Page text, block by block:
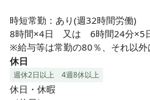
時短常勤：あり(週32時間労働)
8時間×4日　又は　6時間24分×5
※給与等は常勤の80％、それ以外
休日
週休2日以上 4週8休以上
休日・休暇